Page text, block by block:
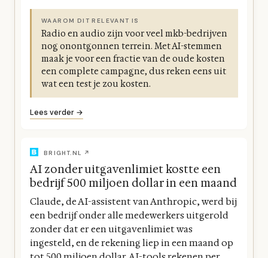
WAAROM DIT RELEVANT IS
Radio en audio zijn voor veel mkb-bedrijven
nog onontgonnen terrein. Met AI-stemmen
maak je voor een fractie van de oude kosten
een complete campagne, dus reken eens uit
wat een test je zou kosten.
Lees verder →
BRIGHT.NL ↗
AI zonder uitgavenlimiet kostte een
bedrijf 500 miljoen dollar in een maand
Claude, de AI-assistent van Anthropic, werd bij
een bedrijf onder alle medewerkers uitgerold
zonder dat er een uitgavenlimiet was
ingesteld, en de rekening liep in een maand op